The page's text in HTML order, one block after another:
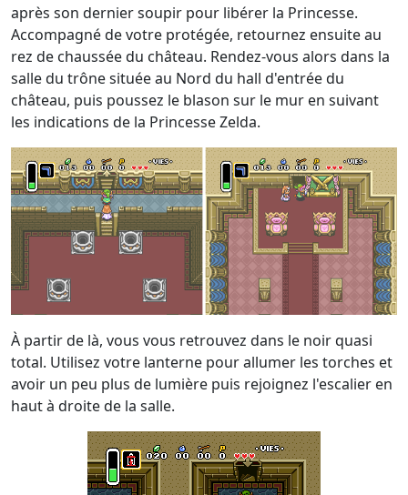
après son dernier soupir pour libérer la Princesse.
Accompagné de votre protégée, retournez ensuite au
rez de chaussée du château. Rendez-vous alors dans la
salle du trône située au Nord du hall d'entrée du
château, puis poussez le blason sur le mur en suivant
les indications de la Princesse Zelda.
À partir de là, vous vous retrouvez dans le noir quasi
total. Utilisez votre lanterne pour allumer les torches et
avoir un peu plus de lumière puis rejoignez l'escalier en
haut à droite de la salle.